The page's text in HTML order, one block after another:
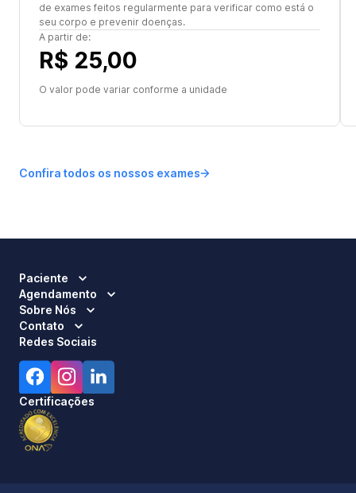
de exames feitos regularmente para verificar como está o
seu corpo e prevenir doenças.
A partir de:
R$ 25,00
O valor pode variar conforme a unidade
Confira todos os nossos exames
Paciente
Agendamento
Sobre Nós
Contato
Redes Sociais
Certificações